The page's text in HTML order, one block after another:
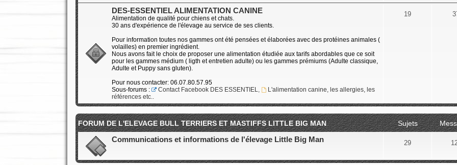
DES-ESSENTIEL ALIMENTATION CANINE
Alimentation de qualité pour chiens et chats.
30 ans d'expérience de l'élevage au service de ses clients.
Pour information toutes nos gammes ont été pensées et élaborées avec des protéines animales (
volailles) en premier ingrédient.
Nous avons fait le choix de proposer une alimentation étudiée aux tarifs abordables que ce soit
pour les gammes médium ( ligth et entretien adulte) ou les gammes prémiums (Adulte classique,
Adulte et Puppy sans gluten).
Pour nous contacter: 06.07.80.57.95
Sous-forums :
Contact Facebook DES ESSENTIEL,
L'alimentation canine, les allergies, les
références etc..
19
FORUM DE L'ELEVAGE BULL TERRIERS ET MASTIFFS LITTLE BIG MAN Sujets
Communications et informations de l'élevage Little Big Man
29